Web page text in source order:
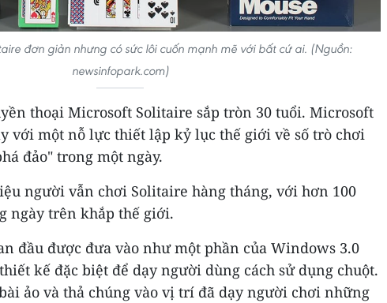
đơn giản nhưng có sức lôi cuốn mạnh mẽ với bất cứ ai. (Nguồn:
newsinfopark.com)
thoại Microsoft Solitaire sắp tròn 30 tuổi. Microsoft
với một nỗ lực thiết lập kỷ lục thế giới về số trò chơi
đảo" trong một ngày.
người vẫn chơi Solitaire hàng tháng, với hơn 100
ngày trên khắp thế giới.
đầu được đưa vào như một phần của Windows 3.0
kế đặc biệt để dạy người dùng cách sử dụng chuột.
ảo và thả chúng vào vị trí đã dạy người chơi những